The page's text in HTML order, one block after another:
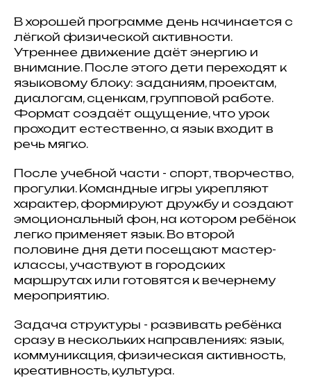
В хорошей программе день начинается с
лёгкой физической активности.
Утреннее движение даёт энергию и
внимание. После этого дети переходят к
языковому блоку: заданиям, проектам,
диалогам, сценкам, групповой работе.
Формат создаёт ощущение, что урок
проходит естественно, а язык входит в
речь мягко.
После учебной части - спорт, творчество,
прогулки. Командные игры укрепляют
характер, формируют дружбу и создают
эмоциональный фон, на котором ребёнок
легко применяет язык. Во второй
половине дня дети посещают мастер-
классы, участвуют в городских
маршрутах или готовятся к вечернему
мероприятию.
Задача структуры - развивать ребёнка
сразу в нескольких направлениях: язык,
коммуникация, физическая активность,
креативность, культура.